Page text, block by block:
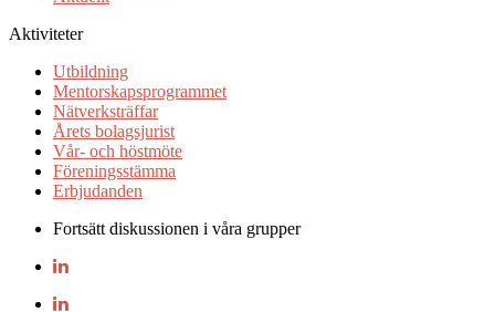
Aktiviteter
Utbildning
Mentorskapsprogrammet
Nätverksträffar
Årets bolagsjurist
Vår- och höstmöte
Föreningsstämma
Erbjudanden
Fortsätt diskussionen i våra grupper